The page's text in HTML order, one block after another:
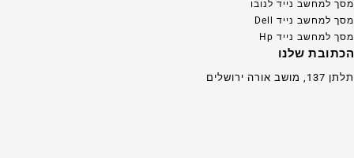
מסך למחשב נייד לנובו
מסך למחשב נייד Dell
מסך למחשב נייד Hp
הכתובת שלנו
תלתן 137, מושב אורה ירושלים